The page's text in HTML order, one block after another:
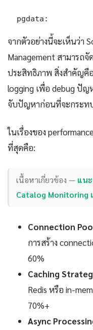
  pgdata:
จากตัวอย่างนี้จะเห็นว่า
Management สามารถจั
ประสิทธิภาพ สิ่งสำคัญคื
logging เพื่อ debug ปัญ
จับปัญหาก่อนที่จะกระท
ในเรื่องของ
ที่สุดคือ:
เนื้อหาเกี่ยวข้อง — แน
Catalog Monitoring
Connection
การสร้าง
60%
Caching
Redis หรือ in-
70%+
Async